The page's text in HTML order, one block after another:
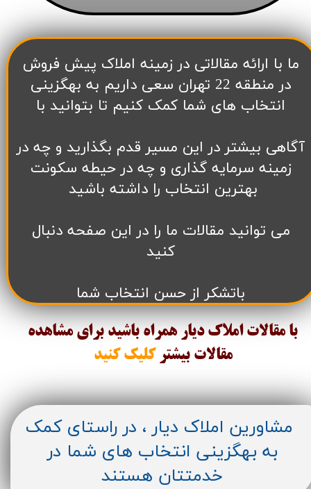
​ما با ارائه مقالاتی در زمینه املاک پیش فروش
در منطقه 22 تهران سعی داریم به بهگزینی
انتخاب های شما کمک کنیم تا بتوانید با
آگاهی بیشتر در این مسیر قدم بگذارید و چه در
زمینه سرمایه گذاری و چه در حیطه سکونت
بهترین انتخاب را داشته باشید
می توانید مقالات ما را در این صفحه دنبال
کنید
باتشکر از حسن انتخاب شما
با مقالات املاک دیار همراه باشید برای مشاهده
مقالات بیشتر کلیک کنید
مشاورین املاک دیار ، در راستای کمک
به بهگزینی انتخاب های شما در
خدمتتان هستند